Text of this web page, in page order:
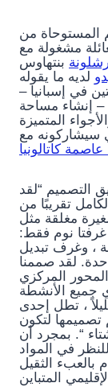
المستوحاة من
مشغولة مع
بنتهاوس
لديه ما يقوله
في إسبانيا –
– إنشاء مساحة
المتميزة
سيشاركونه مع
كاتالونيا
التصميم “لقد
تقريبًا من
مغلقة مثل
نوم فقط:
، وغرف تبديل
لقد صممنا
المركزي
جميع الأنشطة
، تطل إحدى
تصميمها لتكون
“. بمجرد أن
في المواد
بالعبء الثقيل